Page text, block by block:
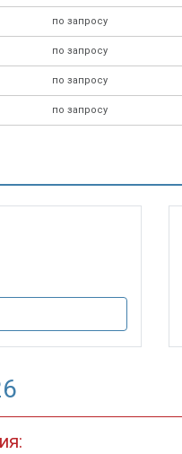
по запросу
по запросу
по запросу
по запросу